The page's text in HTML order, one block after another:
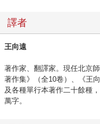
譯者
王向遠
著作家、翻譯家。現任北京
著作集》（全10卷）、《王
及各種單行本著作二十餘種
萬字。